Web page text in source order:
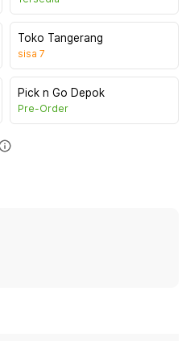
Toko Tangerang
sisa 7
Pick n Go Depok
Pre-Order